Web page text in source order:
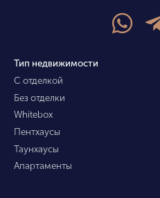
Тип недвижимости
С отделкой
Без отделки
Whitebox
Пентхаусы
Таунхаусы
Апартаменты